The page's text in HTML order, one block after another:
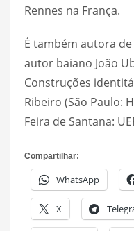
Rennes na França.
É também autora
autor baiano João
Construções
Ribeiro (São Paulo:
Feira de Santana:
Compartilhar:
WhatsApp
X